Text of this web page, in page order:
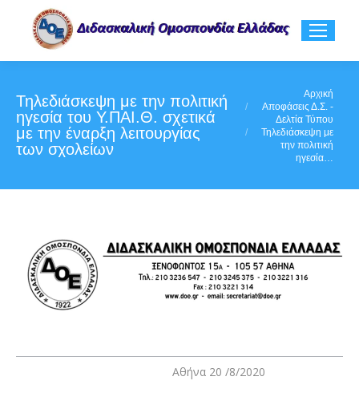
Τηλεδιάσκεψη με την πολιτική
ηγεσία του Υ.ΠΑΙ.Θ. σχετικά
με την έναρξη λειτουργίας
των σχολείων
Αρχική
Αποφάσεις Δ.Σ. -
Δελτία Τύπου
Τηλεδιάσκεψη με
την πολιτική
ηγεσία…
Αθήνα 20 /8/2020